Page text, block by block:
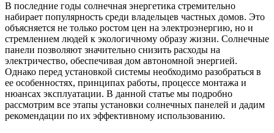
В последние годы солнечная энергетика стремительно
набирает популярность среди владельцев частных домов. Это
объясняется не только ростом цен на электроэнергию, но и
стремлением людей к экологичному образу жизни. Солнечные
панели позволяют значительно снизить расходы на
электричество, обеспечивая дом автономной энергией.
Однако перед установкой системы необходимо разобраться в
ее особенностях, принципах работы, процессе монтажа и
нюансах эксплуатации. В данной статье мы подробно
рассмотрим все этапы установки солнечных панелей и дадим
рекомендации по их эффективному использованию.